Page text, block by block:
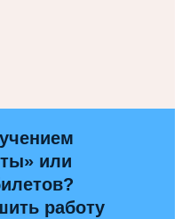
или
работу